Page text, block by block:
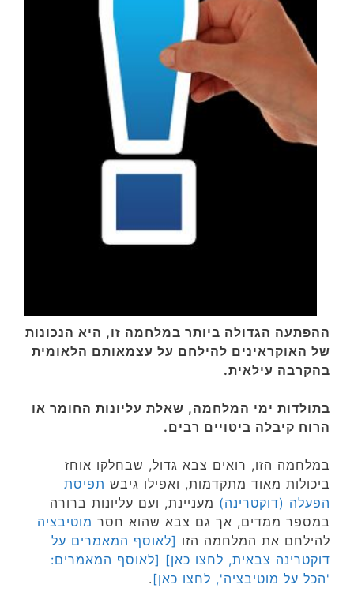
ההפתעה הגדולה ביותר במלחמה זו, היא הנכונות
של האוקראינים להילחם על עצמאותם הלאומית
בהקרבה עילאית.
בתולדות ימי המלחמה, שאלת עליונות החומר או
הרוח קיבלה ביטויים רבים.
במלחמה הזו, רואים צבא גדול, שבחלקו אוחז
ביכולות מאוד מתקדמות, ואפילו גיבש תפיסת
הפעלה (דוקטרינה) מעניינת, ועם עליונות ברורה
במספר ממדים, אך גם צבא שהוא חסר מוטיבציה
להילחם את המלחמה הזו [לאוסף המאמרים על
דוקטרינה צבאית, לחצו כאן] [לאוסף המאמרים:
'הכל על מוטיבציה', לחצו כאן].